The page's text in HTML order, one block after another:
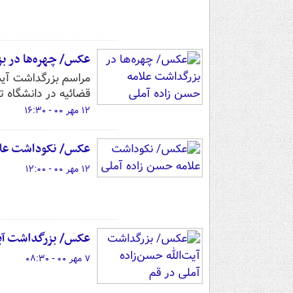
عکس/ چهره‌ها در
قضائیه در دانشگاه
۱۲ مهر ۰۰ - ۱۶:۳۰
عکس/ نکوداشت
۱۲ مهر ۰۰ - ۱۲:۰۰
عکس/ بزرگداشت
۷ مهر ۰۰ - ۰۸:۳۰